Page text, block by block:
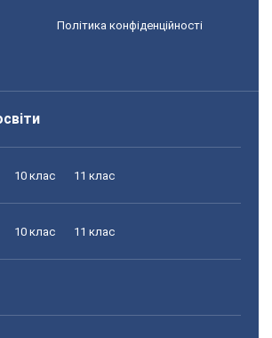
Політика конфіденційності
10 клас 11 клас
10 клас 11 клас